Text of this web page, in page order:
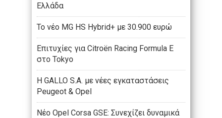
Ελλάδα
Το νέο MG HS Hybrid+ με 30.900 ευρώ
Επιτυχίες για Citroën Racing Formula E
στο Tokyo
Η GALLO S.A. με νέες εγκαταστάσεις
Peugeot & Opel
Νέο Opel Corsa GSE: Συνεχίζει δυναμικά